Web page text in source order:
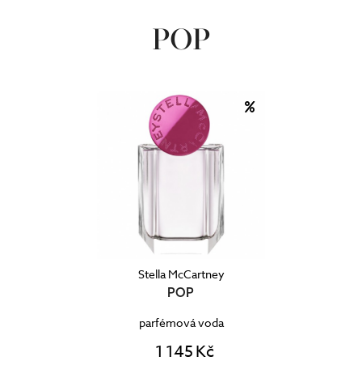
POP
Stella McCartney
POP
parfémová voda
1 145 Kč